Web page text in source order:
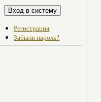
Регистрация
Забыли пароль?